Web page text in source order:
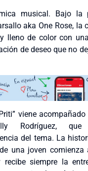
musical. Bajo la
aka One Rose, la
lleno de color con
de deseo que no
viene
Rodríguez, que
del tema. La
una joven comienza
siempre la